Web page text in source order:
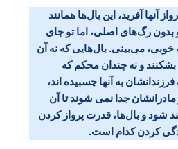
آنها آفرید، این بال‌ها همانند
بدون رگ‌های اصلی، اما تو جای
خوبی، می‌بینی. بال‌هایی که نه آن
و نه چندان محکم که
به آنها چسبیده اند،
مادرانشان جدا نمی شوند تا آن
شود و بال‌ها، قدرت پرواز کردن
کردن کدام است.